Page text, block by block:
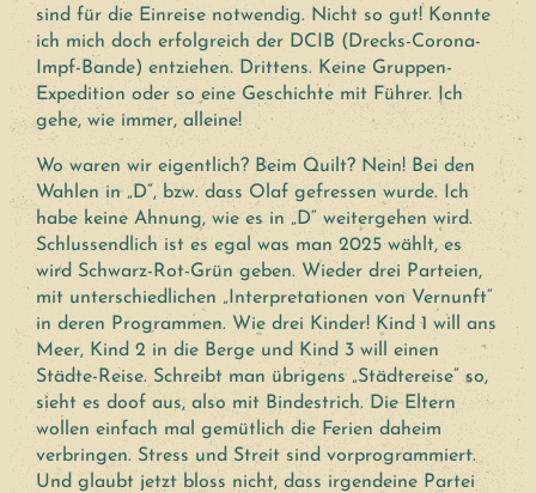
sind für die Einreise notwendig. Nicht so gut! Konnte
ich mich doch erfolgreich der DCIB (Drecks-Corona-
Impf-Bande) entziehen. Drittens. Keine Gruppen-
Expedition oder so eine Geschichte mit Führer. Ich
gehe, wie immer, alleine!
Wo waren wir eigentlich? Beim Quilt? Nein! Bei den
Wahlen in „D“, bzw. dass Olaf gefressen wurde. Ich
habe keine Ahnung, wie es in „D“ weitergehen wird.
Schlussendlich ist es egal was man 2025 wählt, es
wird Schwarz-Rot-Grün geben. Wieder drei Parteien,
mit unterschiedlichen „Interpretationen von Vernunft“
in deren Programmen. Wie drei Kinder! Kind 1 will ans
Meer, Kind 2 in die Berge und Kind 3 will einen
Städte-Reise. Schreibt man übrigens „Städtereise“ so,
sieht es doof aus, also mit Bindestrich. Die Eltern
wollen einfach mal gemütlich die Ferien daheim
verbringen. Stress und Streit sind vorprogrammiert.
Und glaubt jetzt bloss nicht, dass irgendeine Partei